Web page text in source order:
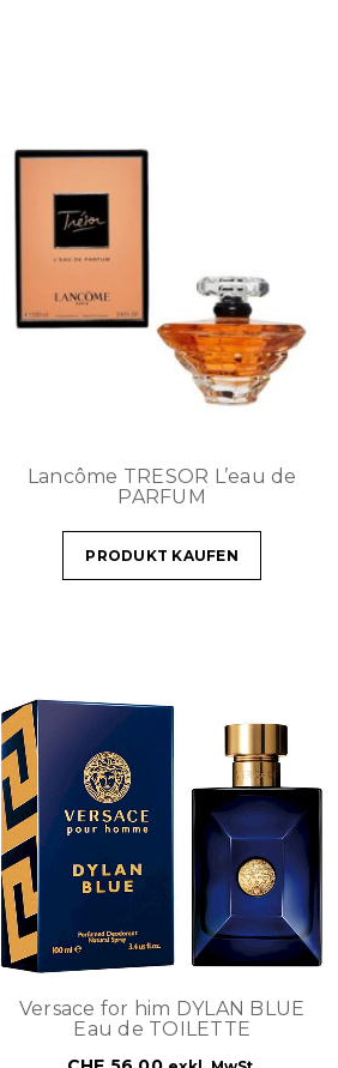
Lancôme TRESOR L’eau de
PARFUM
PRODUKT KAUFEN
Versace for him DYLAN BLUE
Eau de TOILETTE